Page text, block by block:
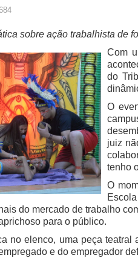
sobre ação trabalhista de
Com
do
O
juiz
tenho
O
do mercado de trabalho
para o público.
no elenco, uma peça
e do empregador